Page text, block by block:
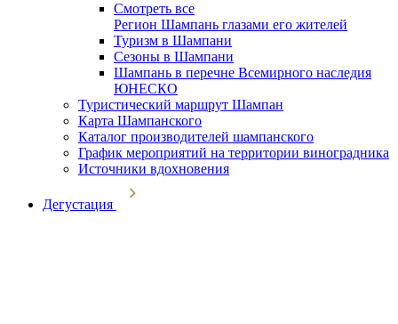
Смотреть все
Регион Шампань глазами его жителей
Туризм в Шампани
Сезоны в Шампани
Шампань в перечне Всемирного наследия
ЮНЕСКО
Туристический маршрут Шампан
Карта Шампанского
Каталог производителей шампанского
График мероприятий на территории виноградника
Источники вдохновения
Дегустация